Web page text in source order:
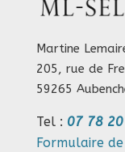
Martine
205, rue de
59265
Tel : 07 78
Formulaire